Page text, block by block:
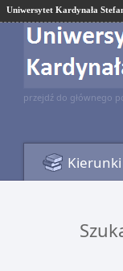
Uniwersytet Kardynała
przejdź do głównego